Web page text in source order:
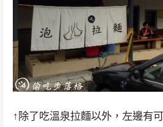
↑除了吃溫泉拉麵以外，左邊有